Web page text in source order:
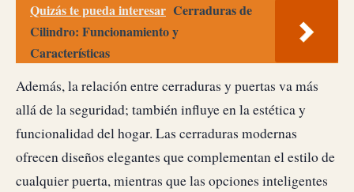
Quizás te pueda interesar Cerraduras de
Cilindro: Funcionamiento y
Características
Además, la relación entre cerraduras y puertas va más
allá de la seguridad; también influye en la estética y
funcionalidad del hogar. Las cerraduras modernas
ofrecen diseños elegantes que complementan el estilo de
cualquier puerta, mientras que las opciones inteligentes